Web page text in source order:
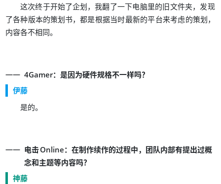
这次终于开始了企划，我翻了一下电脑里的旧文件夹， 发现
了各种版本的策划书，都是根据当时最新的平台来考虑的策划，
内容各不相同。
4Gamer： 是因为硬件规格不一样吗？
伊藤
是的。
电击Online： 在制作续作的过程中， 团队内部有提出过概
念和主题等内容吗？
神藤